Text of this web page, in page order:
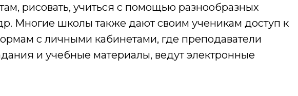
рисовать, учиться с помощью разнообразных
Многие школы также дают своим ученикам доступ к
с личными кабинетами, где преподаватели
и учебные материалы, ведут электронные